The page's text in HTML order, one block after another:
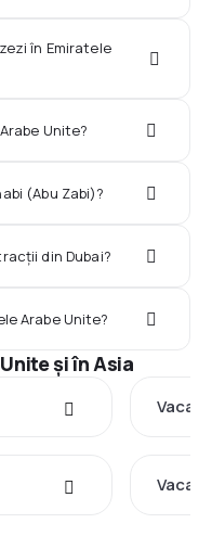
în Emiratele
Unite?
(Abu Zabi)?
din Dubai?
Arabe Unite?
şi în Asia